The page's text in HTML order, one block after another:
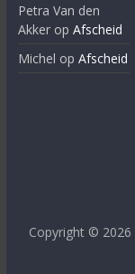
Petra Van den
Akkerop Afscheid
Michel op Afscheid
Copyright © 2026